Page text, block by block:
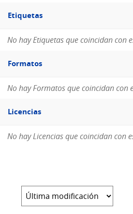
Filtro
Etiquetas
Etiquetas
No hay Etiquetas que coincidan con
Filtro
Formatos
Formatos
No hay Formatos que coincidan con
Filtro
Licencias
Licencias
No hay Licencias que coincidan con